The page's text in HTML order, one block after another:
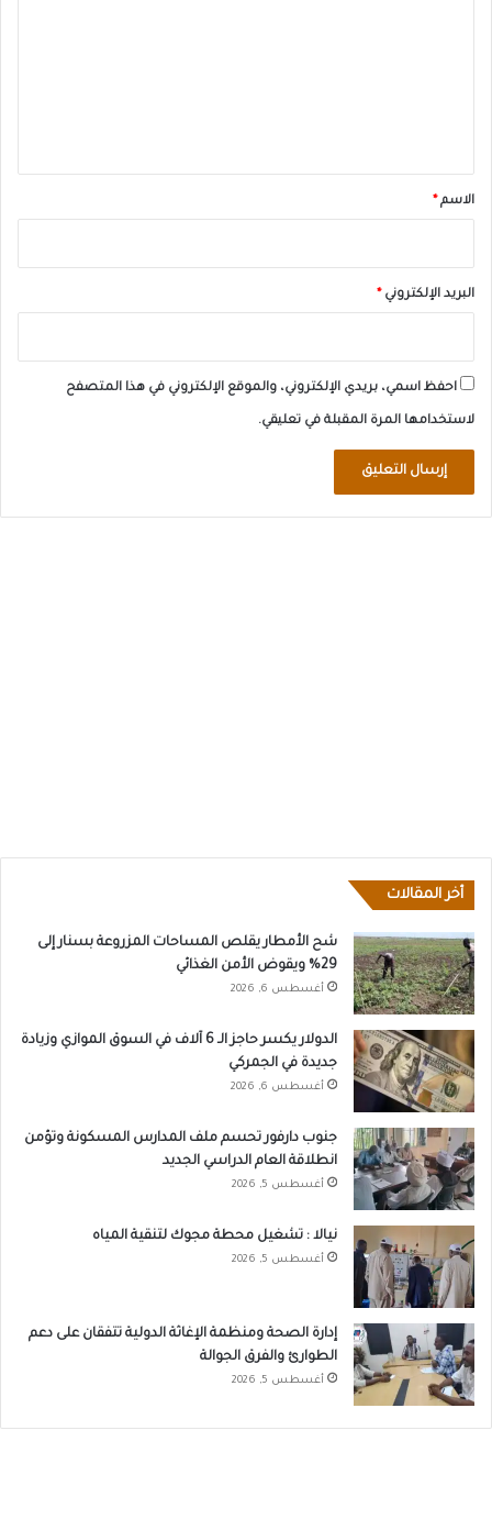
*الاسم*
البريد الإلكتروني*
احفظ اسمي، بريدي الإلكتروني، والموقع الإلكتروني في هذا المتصفح
لاستخدامها المرة المقبلة في تعليقي.
أخر المقالات
شح الأمطار يقلص المساحات المزروعة بسنار إلى
29% ويقوض الأمن الغذائي
أغسطس 6, 2026
الدولار يكسر حاجز الـ 6 آلاف في السوق الموازي وزيادة
جديدة في الجمركي
أغسطس 6, 2026
جنوب دارفور تحسم ملف المدارس المسكونة وتؤمن
انطلاقة العام الدراسي الجديد
أغسطس 5, 2026
نيالا : تشغيل محطة مجوك لتنقية المياه
أغسطس 5, 2026
إدارة الصحة ومنظمة الإغاثة الدولية تتفقان على دعم
الطوارئ والفرق الجوالة
أغسطس 5, 2026